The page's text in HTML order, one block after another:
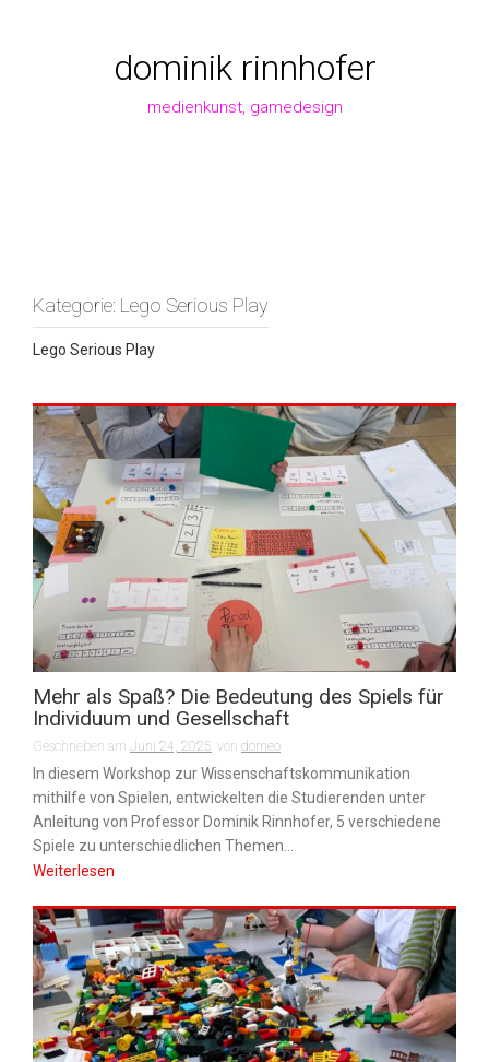
dominik rinnhofer
medienkunst, gamedesign
Kategorie: Lego Serious Play
Lego Serious Play
Mehr als Spaß? Die Bedeutung des Spiels für
Individuum und Gesellschaft
Geschrieben am Juni 24, 2025 von dorneo
In diesem Workshop zur Wissenschaftskommunikation
mithilfe von Spielen, entwickelten die Studierenden unter
Anleitung von Professor Dominik Rinnhofer, 5 verschiedene
Spiele zu unterschiedlichen Themen...
Weiterlesen